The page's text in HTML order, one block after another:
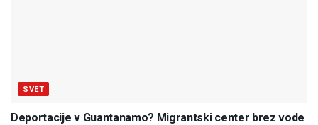
SVET
Deportacije v Guantanamo? Migrantski center brez vode